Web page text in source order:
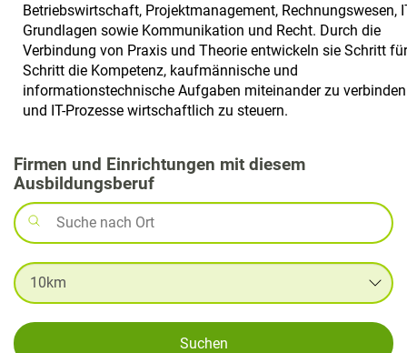
Betriebswirtschaft, Projektmanagement, Rechnungswesen,
Grundlagen sowie Kommunikation und Recht. Durch die
Verbindung von Praxis und Theorie entwickeln sie Schritt für
Schritt die Kompetenz, kaufmännische und
informationstechnische Aufgaben miteinander zu verbinden
und IT-Prozesse wirtschaftlich zu steuern.
Firmen und Einrichtungen mit diesem
Ausbildungsberuf
Suchen